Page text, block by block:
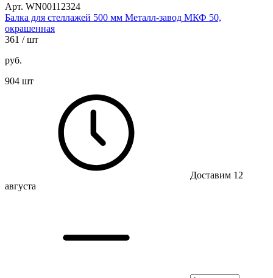
Арт. WN00112324
Балка для стеллажей 500 мм Металл-завод МКФ 50,
окрашенная
361 / шт
руб.
904 шт
Доставим 12
августа